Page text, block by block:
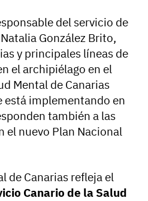
del servicio de
González Brito,
y principales líneas de
el archipiélago en el
Mental de Canarias
está implementando en
también a las
el nuevo Plan Nacional
de Canarias refleja el
Canario de la Salud